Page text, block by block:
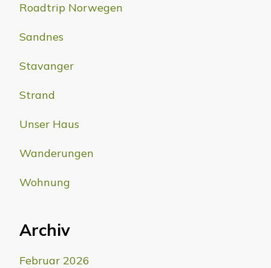
Roadtrip Norwegen
Sandnes
Stavanger
Strand
Unser Haus
Wanderungen
Wohnung
Archiv
Februar 2026